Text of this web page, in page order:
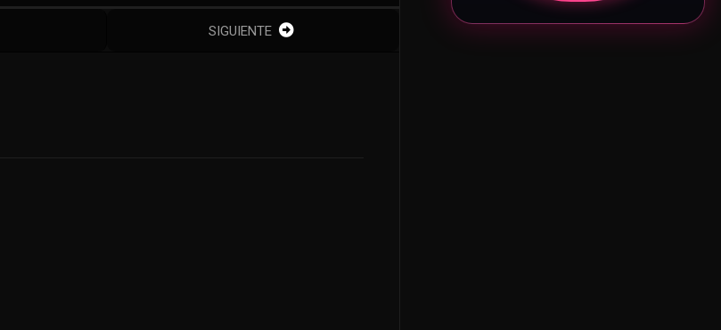
SIGUIENTE